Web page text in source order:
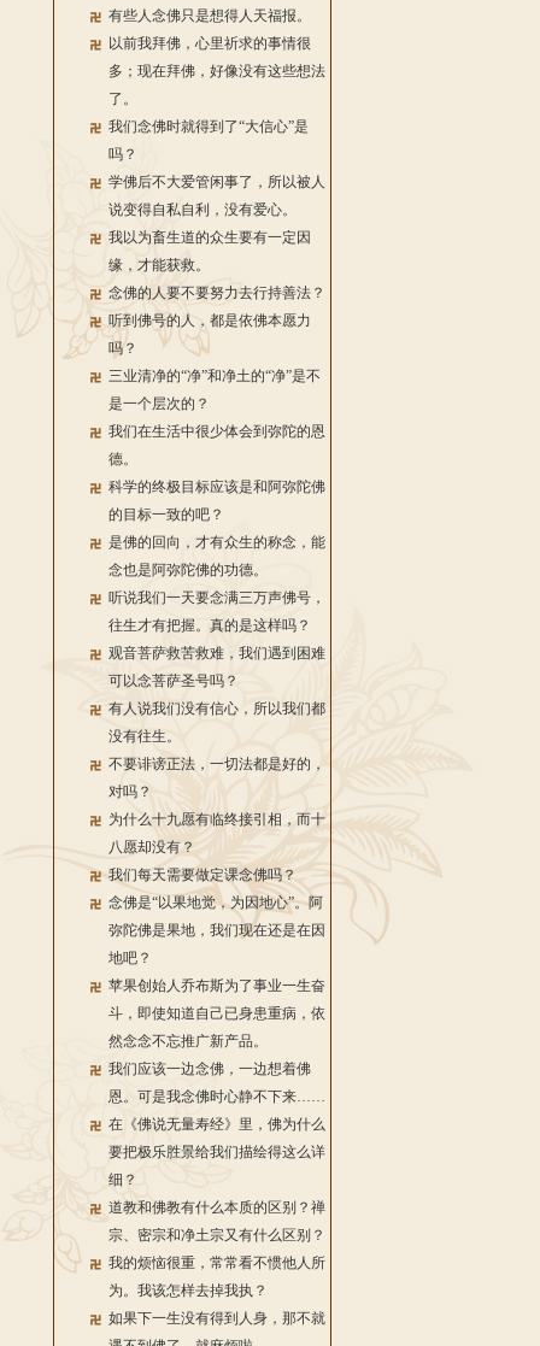
有些人念佛只是想得人天福报。
以前我拜佛，心里祈求的事情很
多；现在拜佛，好像没有这些想法
了。
我们念佛时就得到了“大信心”是
吗？
学佛后不大爱管闲事了，所以被人
说变得自私自利，没有爱心。
我以为畜生道的众生要有一定因
缘，才能获救。
念佛的人要不要努力去行持善法？
听到佛号的人，都是依佛本愿力
吗？
三业清净的“净”和净土的“净”是不
是一个层次的？
我们在生活中很少体会到弥陀的恩
德。
科学的终极目标应该是和阿弥陀佛
的目标一致的吧？
是佛的回向，才有众生的称念，能
念也是阿弥陀佛的功德。
听说我们一天要念满三万声佛号，
往生才有把握。真的是这样吗？
观音菩萨救苦救难，我们遇到困难
可以念菩萨圣号吗？
有人说我们没有信心，所以我们都
没有往生。
不要诽谤正法，一切法都是好的，
对吗？
为什么十九愿有临终接引相，而十
八愿却没有？
我们每天需要做定课念佛吗？
念佛是“以果地觉，为因地心”。阿
弥陀佛是果地，我们现在还是在因
地吧？
苹果创始人乔布斯为了事业一生奋
斗，即使知道自己已身患重病，依
然念念不忘推广新产品。
我们应该一边念佛，一边想着佛
恩。可是我念佛时心静不下来……
在《佛说无量寿经》里，佛为什么
要把极乐胜景给我们描绘得这么详
细？
道教和佛教有什么本质的区别？禅
宗、密宗和净土宗又有什么区别？
我的烦恼很重，常常看不惯他人所
为。我该怎样去掉我执？
如果下一生没有得到人身，那不就